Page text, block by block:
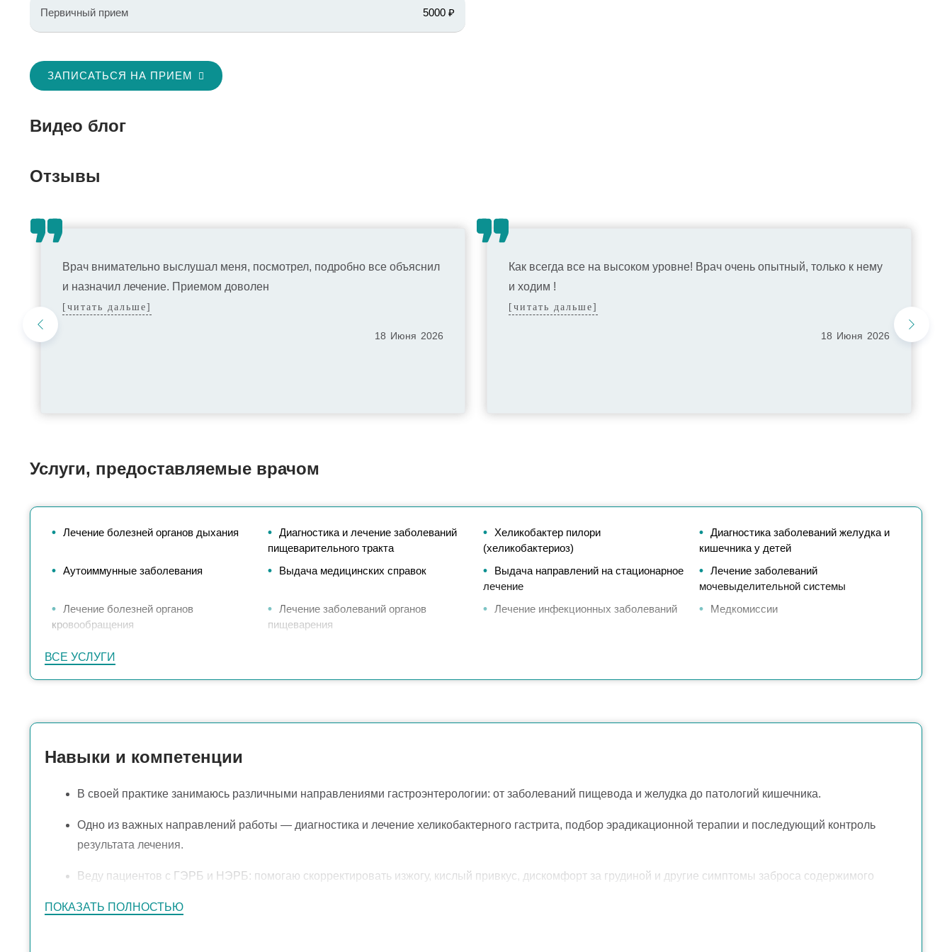
Первичный прием 5000 ₽
ЗАПИСАТЬСЯ НА ПРИЕМ
Видео блог
Отзывы
Врач внимательно выслушал меня, посмотрел, подробно все объяснил
и назначил лечение. Приемом доволен
[читать дальше]
18 Июня 2026
Как всегда все на высоком уровне! Врач очень опытный, только к нему
и ходим !
[читать дальше]
18 Июня 2026
Услуги, предоставляемые врачом
ВСЕ УСЛУГИ
Лечение болезней органов дыхания
Диагностика и лечение заболеваний
пищеварительного тракта
Хеликобактер пилори
(хеликобактериоз)
Диагностика заболеваний желудка и
кишечника у детей
Аутоиммунные заболевания
Выдача медицинских справок
Выдача направлений на стационарное
лечение
Лечение заболеваний
мочевыделительной системы
Лечение болезней органов
кровообращения
Лечение заболеваний органов
пищеварения
Лечение инфекционных заболеваний Медкомиссии
ПОКАЗАТЬ ПОЛНОСТЬЮ
Навыки и компетенции
В своей практике занимаюсь различными направлениями гастроэнтерологии: от заболеваний пищевода и желудка до патологий кишечника.
Одно из важных направлений работы — диагностика и лечение хеликобактерного гастрита, подбор эрадикационной терапии и последующий контроль
результата лечения.
Веду пациентов с ГЭРБ и НЭРБ: помогаю скорректировать изжогу, кислый привкус, дискомфорт за грудиной и другие симптомы заброса содержимого